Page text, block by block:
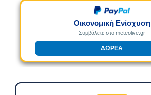
Οικονομική Ενίσχυση
Συμβάλετε στο meteolive.gr
ΔΩΡΕΑ